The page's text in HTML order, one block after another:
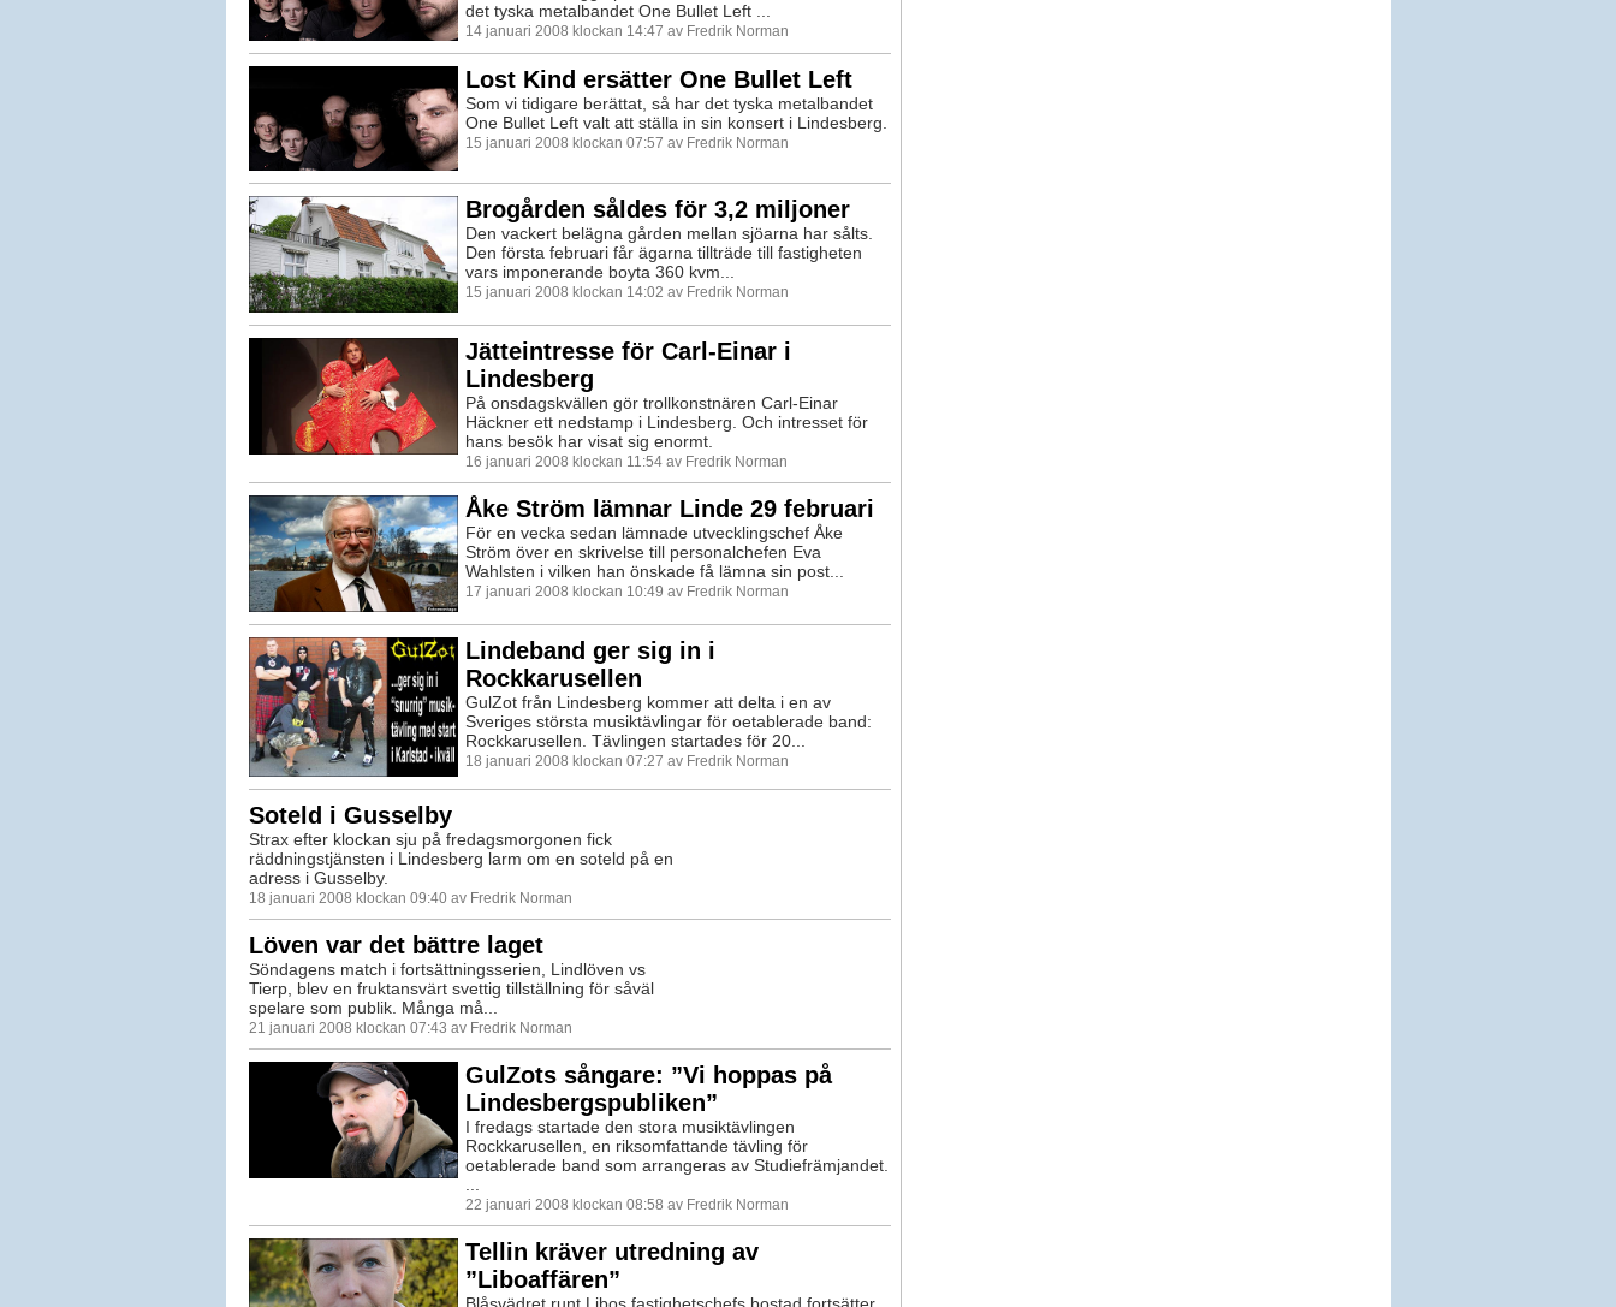
det tyska metalbandet One Bullet Left ...
14 januari 2008 klockan 14:47 av Fredrik Norman
Lost Kind ersätter One Bullet Left
Som vi tidigare berättat, så har det tyska metalbandet
One Bullet Left valt att ställa in sin konsert i Lindesberg.
15 januari 2008 klockan 07:57 av Fredrik Norman
Brogården såldes för 3,2 miljoner
Den vackert belägna gården mellan sjöarna har sålts.
Den första februari får ägarna tillträde till fastigheten
vars imponerande boyta 360 kvm...
15 januari 2008 klockan 14:02 av Fredrik Norman
Jätteintresse för Carl-Einar i
Lindesberg
På onsdagskvällen gör trollkonstnären Carl-Einar
Häckner ett nedstamp i Lindesberg. Och intresset för
hans besök har visat sig enormt.
16 januari 2008 klockan 11:54 av Fredrik Norman
Åke Ström lämnar Linde 29 februari
För en vecka sedan lämnade utvecklingschef Åke
Ström över en skrivelse till personalchefen Eva
Wahlsten i vilken han önskade få lämna sin post...
17 januari 2008 klockan 10:49 av Fredrik Norman
Lindeband ger sig in i
Rockkarusellen
GulZot från Lindesberg kommer att delta i en av
Sveriges största musiktävlingar för oetablerade band:
Rockkarusellen. Tävlingen startades för 20...
18 januari 2008 klockan 07:27 av Fredrik Norman
Soteld i Gusselby
Strax efter klockan sju på fredagsmorgonen fick
räddningstjänsten i Lindesberg larm om en soteld på en
adress i Gusselby.
18 januari 2008 klockan 09:40 av Fredrik Norman
Löven var det bättre laget
Söndagens match i fortsättningsserien, Lindlöven vs
Tierp, blev en fruktansvärt svettig tillställning för såväl
spelare som publik. Många må...
21 januari 2008 klockan 07:43 av Fredrik Norman
GulZots sångare: ”Vi hoppas på
Lindesbergspubliken”
I fredags startade den stora musiktävlingen
Rockkarusellen, en riksomfattande tävling för
oetablerade band som arrangeras av Studiefrämjandet.
22 januari 2008 klockan 08:58 av Fredrik Norman
Tellin kräver utredning av
”Liboaffären”